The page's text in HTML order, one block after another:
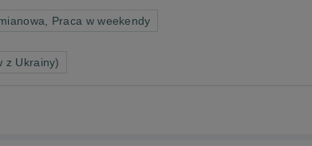
Praca w weekendy
z Ukrainy)